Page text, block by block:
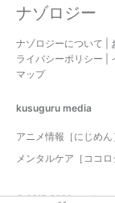
ナゾロジー
ナゾロジーについて
ライバシーポリシー
マップ
kusuguru media
アニメ情報［にじめん
メンタルケア［ココロ
© 2017-2026 nazology.